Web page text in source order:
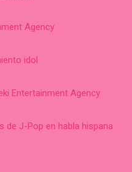
Agency
idol
Entertainment Agency
de J-Pop en habla hispana